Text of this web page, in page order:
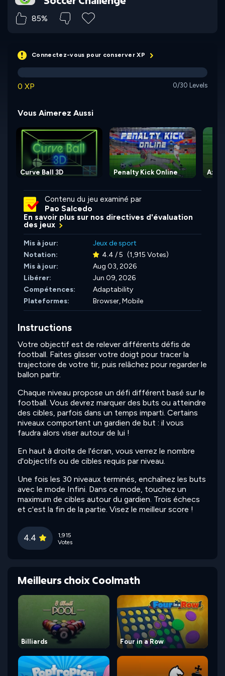
85%
Connectez-vous pour conserver XP
0 XP 0/30 Levels
Vous Aimerez Aussi
Curve Ball 3D Penalty Kick Online Axe
Contenu du jeu examiné par
Pao Salcedo
En savoir plus sur nos directives d'évaluation
des jeux
Mis à jour:
Jeux de sport
Notation:
4.4 / 5 (1,915 Votes)
Mis à jour:
Aug 03, 2026
Libérer:
Jun 09, 2026
Compétences:
Adaptability
Plateformes:
Browser, Mobile
Instructions
Votre objectif est de relever différents défis de
football. Faites glisser votre doigt pour tracer la
trajectoire de votre tir, puis relâchez pour regarder le
ballon partir.
Chaque niveau propose un défi différent basé sur le
football. Vous devrez marquer des buts ou atteindre
des cibles, parfois dans un temps imparti. Certains
niveaux comportent un gardien de but : il vous
faudra alors viser autour de lui !
En haut à droite de l'écran, vous verrez le nombre
d'objectifs ou de cibles requis par niveau.
Une fois les 30 niveaux terminés, enchaînez les buts
avec le mode Infini. Dans ce mode, touchez un
maximum de cibles autour du gardien. Trois échecs
et c'est la fin de la partie. Visez le meilleur score !
4.4
1,915
Votes
Meilleurs choix Coolmath
Billiards Four in a Row